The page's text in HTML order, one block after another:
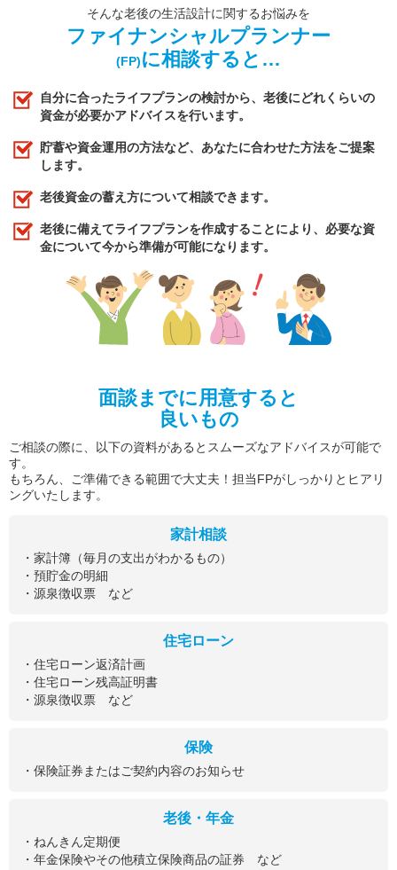
そんな老後の生活設計に関するお悩みを
ファイナンシャルプランナー
(FP)に相談すると…
自分に合ったライフプランの検討から、老後にどれくらいの
資金が必要かアドバイスを行います。
貯蓄や資金運用の方法など、あなたに合わせた方法をご提案
します。
老後資金の蓄え方について相談できます。
老後に備えてライフプランを作成することにより、必要な資
金について今から準備が可能になります。
面談までに用意すると
良いもの
ご相談の際に、以下の資料があるとスムーズなアドバイスが可能で
す。
もちろん、ご準備できる範囲で大丈夫！担当FPがしっかりとヒアリ
ングいたします。
家計相談
・家計簿（毎月の支出がわかるもの）
・預貯金の明細
・源泉徴収票 など
住宅ローン
・住宅ローン返済計画
・住宅ローン残高証明書
・源泉徴収票 など
保険
・保険証券またはご契約内容のお知らせ
老後・年金
・ねんきん定期便
・年金保険やその他積立保険商品の証券 など